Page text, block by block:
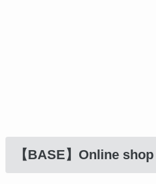
【BASE 】Online shop